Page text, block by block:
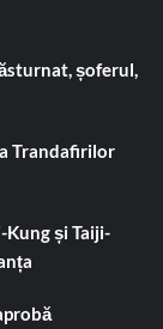
șoferul,
Trandafirilor
și Taiji-